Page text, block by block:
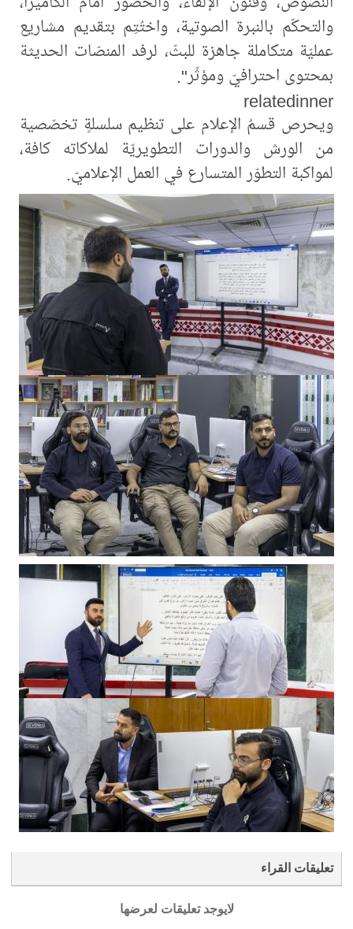
والتحكّم بالنبرة الصوتية، واختُتِم بتقديم مشاريع
عمليّة متكاملة جاهزة للبثّ، لرفد المنصّات الحديثة
بمحتوى احترافيّ ومؤثّر".
relatedinner
ويحرص قسمُ الإعلام على تنظيم سلسلةٍ تخصّصية
من الورش والدورات التطويريّة لملاكاته كافة،
لمواكبة التطوّر المتسارع في العمل الإعلاميّ.
تعليقات القراء
لايوجد تعليقات لعرضها